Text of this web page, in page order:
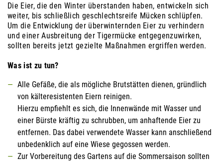
Die Eier, die den Winter überstanden haben, entwickeln sich
weiter, bis schließlich geschlechtsreife Mücken schlüpfen.
Um die Entwicklung der überwinternden Eier zu verhindern
und einer Ausbreitung der Tigermücke entgegenzuwirken,
sollten bereits jetzt gezielte Maßnahmen ergriffen werden.
Was ist zu tun?
Alle Gefäße, die als mögliche Brutstätten dienen, gründlich
von kälteresistenten Eiern reinigen.
Hierzu empfiehlt es sich, die Innenwände mit Wasser und
einer Bürste kräftig zu schrubben, um anhaftende Eier zu
entfernen. Das dabei verwendete Wasser kann anschließend
unbedenklich auf eine Wiese gegossen werden.
Zur Vorbereitung des Gartens auf die Sommersaison sollten